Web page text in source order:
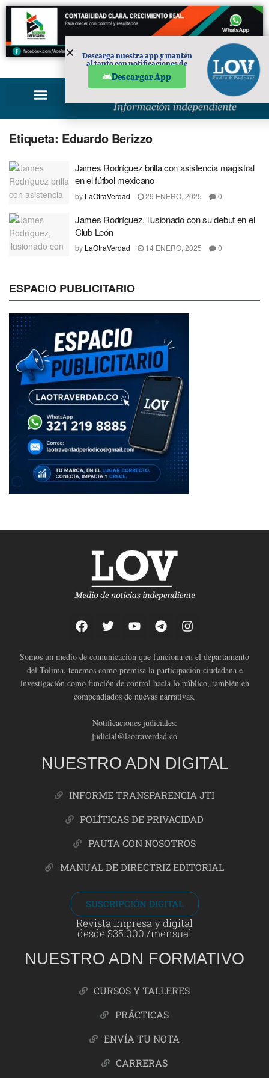
PUBLICIDAD
Etiqueta: Eduardo Berizzo
James Rodríguez brilla con asistencia magistral
en el fútbol mexicano
by LaOtraVerdad 29 ENERO, 2025 0
James Rodríguez, ilusionado con su debut en el
Club León
by LaOtraVerdad 14 ENERO, 2025 0
ESPACIO PUBLICITARIO
Somos un medio de comunicación que funciona en el departamento
del Tolima, tenemos como premisa la participación ciudadana e
investigación como función de control hacia lo público, también en
compendiados de nuevas narrativas.
Notificaciones judiciales:
judicial@laotraverdad.co
NUESTRO ADN DIGITAL
INFORME TRANSPARENCIA JTI
POLÍTICAS DE PRIVACIDAD
PAUTA CON NOSOTROS
MANUAL DE DIRECTRIZ EDITORIAL
SUSCRIPCIÓN DIGITAL
Revista impresa y digital
desde $35.000 /mensual
NUESTRO ADN FORMATIVO
CURSOS Y TALLERES
PRÁCTICAS
ENVÍA TU NOTA
CARRERAS
Descarga nuestra app y mantén
al tanto con notificaciones de
Descargar App